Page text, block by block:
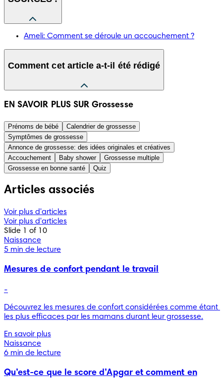
Ameli: Comment se déroule un accouchement ?
Comment cet article a-t-il été rédigé
Les informations présentées dans cet article ont été
ou gouvernementale, comme par exemple la Haute autorité
de la santé ou le Conseil national des gynécologues et
obstétriciens français. Une liste des sources utilisées est
présentée ci-dessous. Le contenu de cet article n’a pas
vocation à se substituer à l’avis d’un professionnel médical.
Référez-vous toujours à de tels professionnels en ce qui
EN SAVOIR PLUS SUR Grossesse
Prénoms de bébé
Calendrier de grossesse
Symptômes de grossesse
Annonce de grossesse: des idées originales et créatives
Accouchement
Baby shower
Grossesse multiple
Grossesse en bonne santé
Quiz
Articles associés
Voir plus d'articles
Voir plus d'articles
Slide 1 of 10
Naissance
5 min de lecture
Mesures de confort pendant le travail
-
Découvrez les mesures de confort considérées comme étant
les plus efficaces par les mamans durant leur grossesse.
En savoir plus
Naissance
6 min de lecture
Qu’est-ce que le score d’Apgar et comment en